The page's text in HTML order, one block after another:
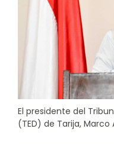
El presidente del
(TED) de Tarija, Marco